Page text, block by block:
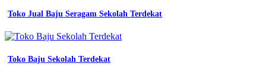
bkk
murah
seragam
Toko Jual Baju Seragam Sekolah Terdekat
Toko Baju Sekolah Terdekat